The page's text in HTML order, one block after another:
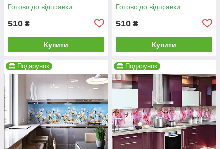
600*2000 мм
Готово до відправки
510 ₴
Купити
600*2000 мм
Готово до відправки
510 ₴
Купити
Подарунок Подарунок